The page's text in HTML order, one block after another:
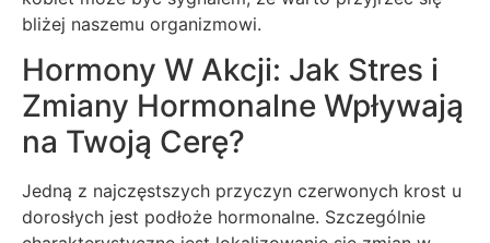
bliżej naszemu organizmowi.
Hormony W Akcji: Jak Stres i
Zmiany Hormonalne Wpływają
na Twoją Cerę?
Jedną z najczęstszych przyczyn czerwonych krost u
dorosłych jest podłoże hormonalne. Szczególnie